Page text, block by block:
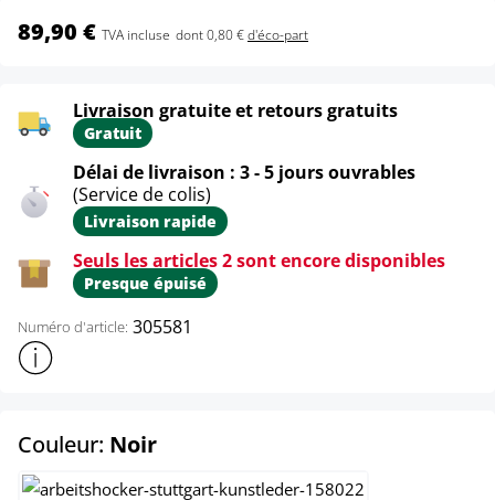
89,90 € TVA incluse dont 0,80 €d'éco-part
Livraison gratuite et retours gratuits
Gratuit
Délai de livraison : 3 - 5 jours ouvrables
(Service de colis)
Livraison rapide
Seuls les articles 2 sont encore disponibles
Presque épuisé
Numéro d'article: 305581
Afficher plus d'informations sur le produit
Couleur: Noirselect